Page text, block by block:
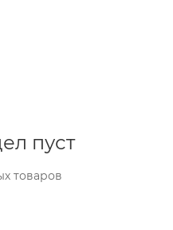
пуст
товаров